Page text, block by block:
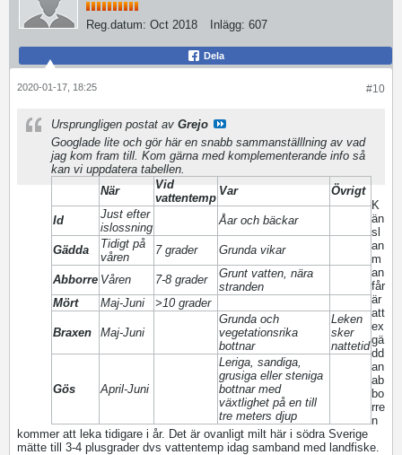
Reg.datum: Oct 2018 Inlägg: 607
Dela
#10
2020-01-17, 18:25
Ursprungligen postat av Grejo
Googlade lite och gör här en snabb sammanställlning av vad
jag kom fram till. Kom gärna med komplementerande info så
kan vi uppdatera tabellen.
När
Vid
vattentemp
Var Övrigt
Id
Just efter
islossning
Åar och bäckar
Gädda
Tidigt på
våren
7 grader Grunda vikar
Abborre Våren 7-8 grader
Grunt vatten, nära
stranden
Mört
Maj-Juni >10 grader
Braxen Maj-Juni
Grunda och
vegetationsrika
bottnar
Leken
sker
nattetid
Gös April-Juni
Leriga, sandiga,
grusiga eller steniga
bottnar med
växtlighet på en till
tre meters djup
K
än
sl
an
m
an
får
är
att
ex
gä
dd
an
ab
bo
rre
n
kommer att leka tidigare i år. Det är ovanligt milt här i södra Sverige
mätte till 3-4 plusgrader dvs vattentemp idag samband med landfiske.